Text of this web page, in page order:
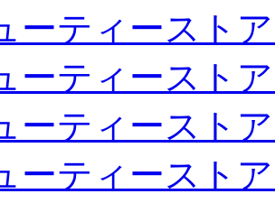
ーティースト
ーティースト
ーティースト
ーティースト